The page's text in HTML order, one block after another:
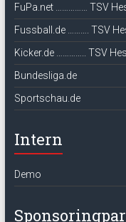
FuPa.net …………… TSV
Fussball.de ………. TSV
Kicker.de ………….. TSV
Bundesliga.de
Sportschau.de
Intern
Demo